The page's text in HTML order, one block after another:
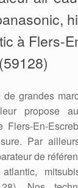
à Flers-
de grandes
propose
Flers-En-
Par
de
atlantic,